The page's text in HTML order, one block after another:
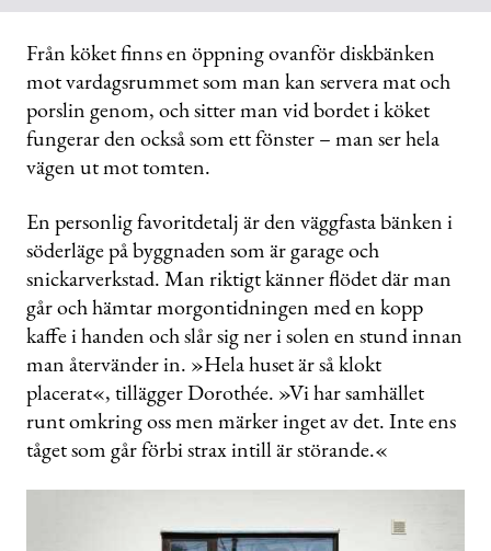
Från köket finns en öppning ovanför diskbänken
mot vardagsrummet som man kan servera mat och
porslin genom, och sitter man vid bordet i köket
fungerar den också som ett fönster – man ser hela
vägen ut mot tomten.
En personlig favoritdetalj är den väggfasta bänken i
söderläge på byggnaden som är garage och
snickarverkstad. Man riktigt känner flödet där man
går och hämtar morgontidningen med en kopp
kaffe i handen och slår sig ner i solen en stund innan
man återvänder in. »Hela huset är så klokt
placerat«, tillägger Dorothée. »Vi har samhället
runt omkring oss men märker inget av det. Inte ens
tåget som går förbi strax intill är störande.«